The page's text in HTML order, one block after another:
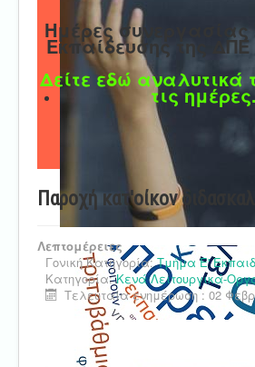
Ημέρες συνεργασίας
Εκπαίδευσης της ΔΠΕ
Δείτε εδώ αναλυτικά
τις
Παροχή κατ'οίκον
Λεπτομέρειες
Γονική Κατηγορία:Τμήμα Ε'
Κατηγορία:Κενά Λειτουργικά-
Τελευταία ενημέρωση : 02